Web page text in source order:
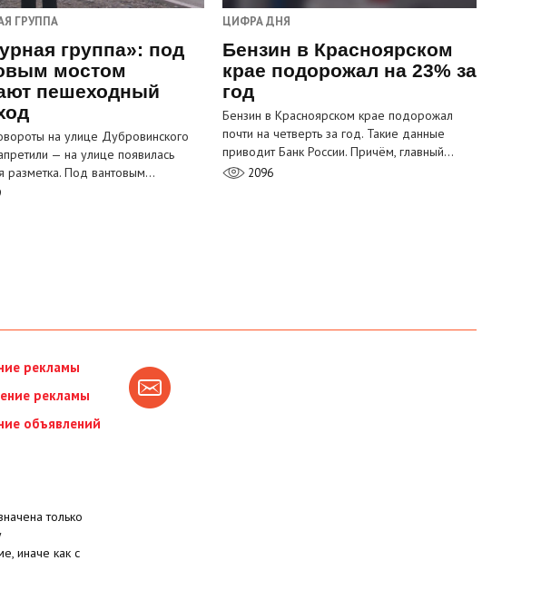
ГРУППА
группа»: под
мостом
пешеходный
на улице Дубровинского
— на улице появилась
разметка. Под вантовым…
ЦИФРА ДНЯ
Бензин в Красноярском
крае подорожал на 23% за
год
Бензин в Красноярском крае подорожал
почти на четверть за год. Такие данные
приводит Банк России. Причём, главный…
2096
рекламы
рекламы
объявлений
только
иначе как с